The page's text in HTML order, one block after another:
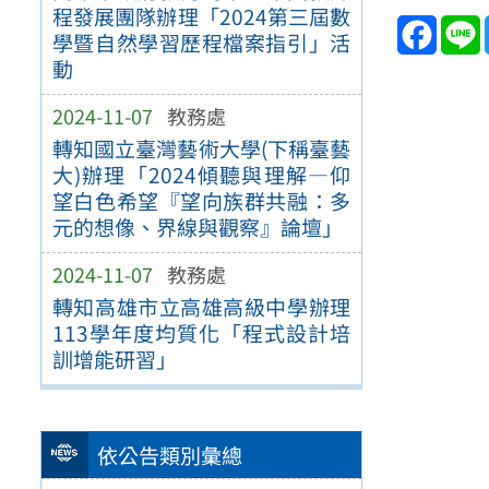
程發展團隊辦理「2024第三屆數
學暨自然學習歷程檔案指引」活
動
2024-11-07 教務處
轉知國立臺灣藝術大學(下稱臺藝
大)辦理「2024傾聽與理解—仰
望白色希望『望向族群共融：多
元的想像、界線與觀察』論壇」
2024-11-07 教務處
轉知高雄市立高雄高級中學辦理
113學年度均質化「程式設計培
訓增能研習」
依公告類別彙總